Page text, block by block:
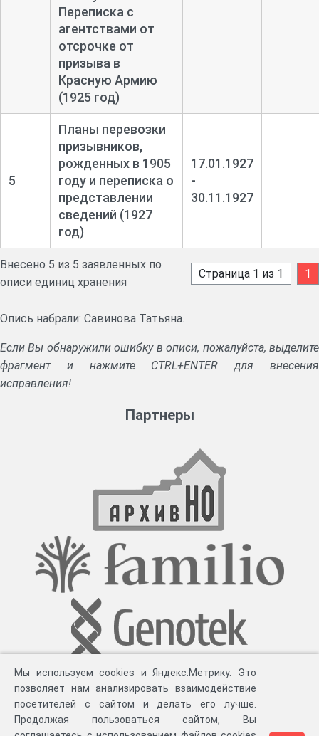
Переписка с
агентствами от
отсрочке от
призыва в
Красную Армию
(1925 год)
5
Планы перевозки
призывников,
рожденных в 1905
году и переписка о
представлении
сведений (1927
год)
17.01.1927
-
30.11.1927
Внесено 5 из 5 заявленных по
описи единиц хранения
Страница 1 из 1 1
Опись набрали: Савинова Татьяна.
Если Вы обнаружили ошибку в описи, пожалуйста, выделите
фрагмент и нажмите CTRL+ENTER для внесения
исправления!
Партнеры
Мы используем cookies и Яндекс.Метрику. Это
позволяет нам анализировать взаимодействие
посетителей с сайтом и делать его лучше.
Продолжая пользоваться сайтом, Вы